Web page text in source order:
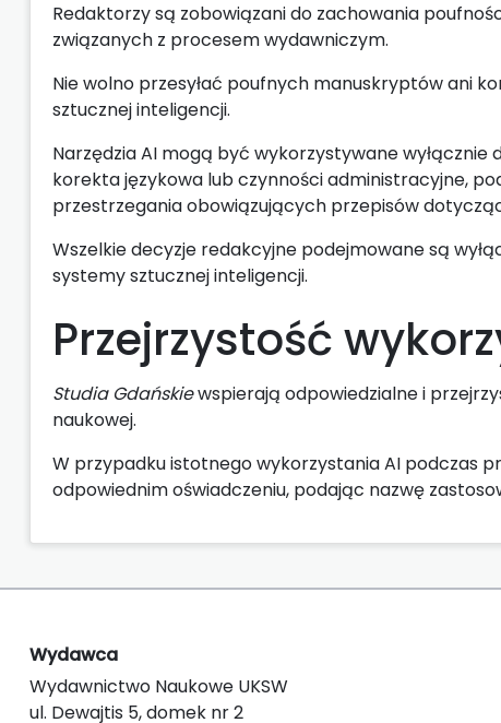
Redaktorzy są zobowiązani do zachowania
związanych z procesem wydawniczym.
Nie wolno przesyłać poufnych manuskryptów ani
sztucznej inteligencji.
Narzędzia AI mogą być wykorzystywane
korekta językowa lub czynności administracyjne,
przestrzegania obowiązujących przepisów
Wszelkie decyzje redakcyjne podejmowane są
systemy sztucznej inteligencji.
Przejrzystość
Studia Gdańskiewspierają odpowiedzialne i
naukowej.
W przypadku istotnego wykorzystania AI podczas
odpowiednim oświadczeniu, podając nazwę
Wydawca
Wydawnictwo Naukowe UKSW
ul. Dewajtis 5, domek nr 2